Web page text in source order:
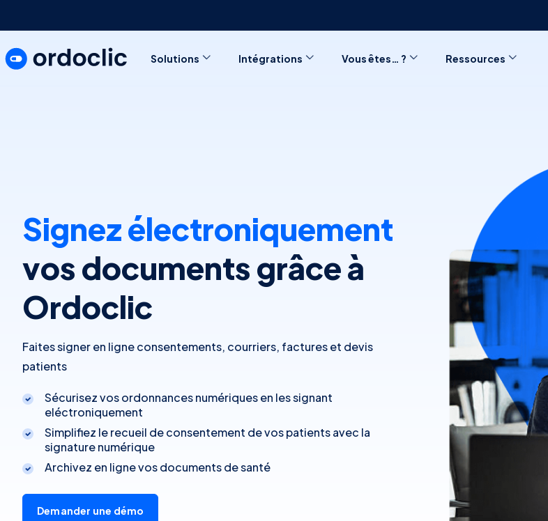
Solutions Intégrations Vous êtes… ? Ressources
Signez électroniquement
vos documents grâce à
Ordoclic
Faites signer en ligne consentements, courriers, factures et devis
patients
Sécurisez vos ordonnances numériques en les signant
eléctroniquement
Simplifiez le recueil de consentement de vos patients avec la
signature numérique
Archivez en ligne vos documents de santé
Demander une démo